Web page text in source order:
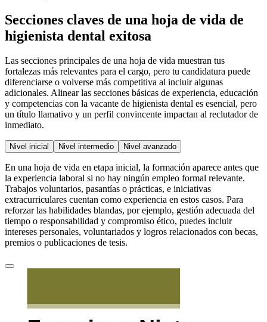
Secciones claves de una hoja de vida de
higienista dental exitosa
Las secciones principales de una hoja de vida muestran tus
fortalezas más relevantes para el cargo, pero tu candidatura puede
diferenciarse o volverse más competitiva al incluir algunas
adicionales. Alinear las secciones básicas de experiencia, educación
y competencias con la vacante de higienista dental es esencial, pero
un título llamativo y un perfil convincente impactan al reclutador de
inmediato.
Nivel inicial Nivel intermedio Nivel avanzado
En una hoja de vida en etapa inicial, la formación aparece antes que
la experiencia laboral si no hay ningún empleo formal relevante.
Trabajos voluntarios, pasantías o prácticas, e iniciativas
extracurriculares cuentan como experiencia en estos casos. Para
reforzar las habilidades blandas, por ejemplo, gestión adecuada del
tiempo o responsabilidad y compromiso ético, puedes incluir
intereses personales, voluntariados y logros relacionados con becas,
premios o publicaciones de tesis.